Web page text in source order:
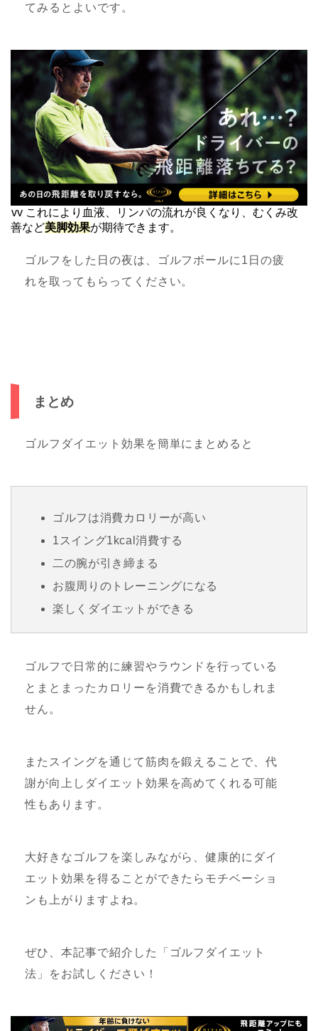
てみるとよいです。
vv これにより血液、リンパの流れが良くなり、むくみ改
善など美脚効果が期待できます。
ゴルフをした日の夜は、ゴルフボールに1日の疲
れを取ってもらってください。
まとめ
ゴルフダイエット効果を簡単にまとめると
ゴルフは消費カロリーが高い
1スイング1kcal消費する
二の腕が引き締まる
お腹周りのトレーニングになる
楽しくダイエットができる
ゴルフで日常的に練習やラウンドを行っている
とまとまったカロリーを消費できるかもしれま
せん。
またスイングを通じて筋肉を鍛えることで、代
謝が向上しダイエット効果を高めてくれる可能
性もあります。
大好きなゴルフを楽しみながら、健康的にダイ
エット効果を得ることができたらモチベーショ
ンも上がりますよね。
ぜひ、本記事で紹介した「ゴルフダイエット
法」をお試しください！